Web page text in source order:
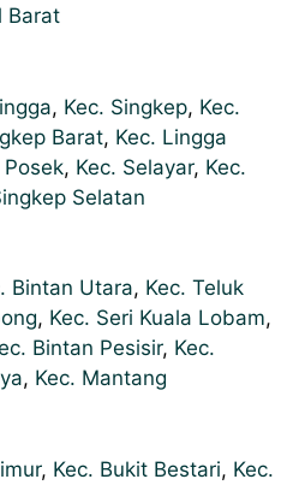
Barat
, Kec. Singkep, Kec.
Barat, Kec. Lingga
Posek, Kec. Selayar, Kec.
Selatan
Bintan Utara, Kec. Teluk
, Kec. Seri Kuala Lobam,
Bintan Pesisir, Kec.
, Kec. Mantang
, Kec. Bukit Bestari, Kec.